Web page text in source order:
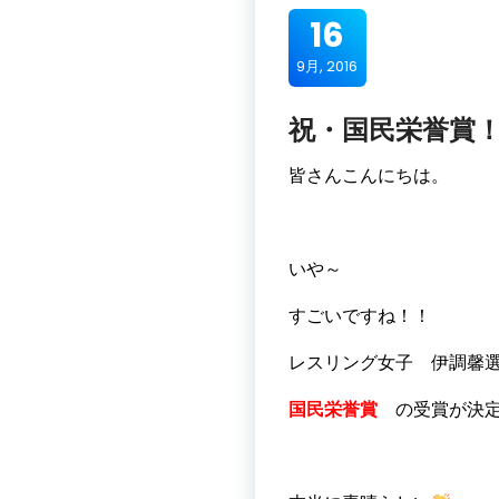
16
9月, 2016
祝・国民栄誉賞
皆さんこんにちは。
いや～
すごいですね！！
レスリング女子 伊調馨
国民栄誉賞
の受賞が決